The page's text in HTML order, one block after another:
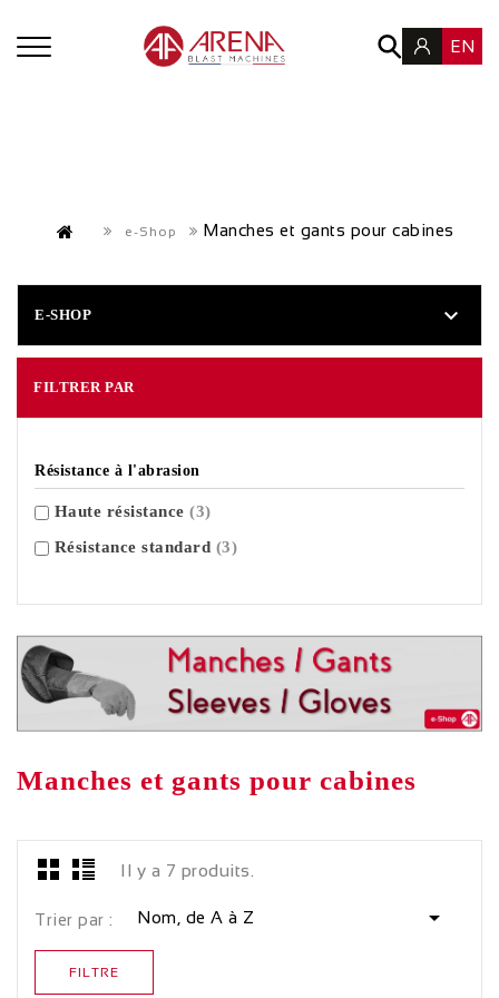
EN
e-Shop Manches et gants pour cabines
E-SHOP 
FILTRER PAR
Résistance à l'abrasion
Haute résistance (3)
Résistance standard (3)
Manches et gants pour cabines
Il y a 7 produits.
Trier par : Nom, de A à Z 
FILTRE